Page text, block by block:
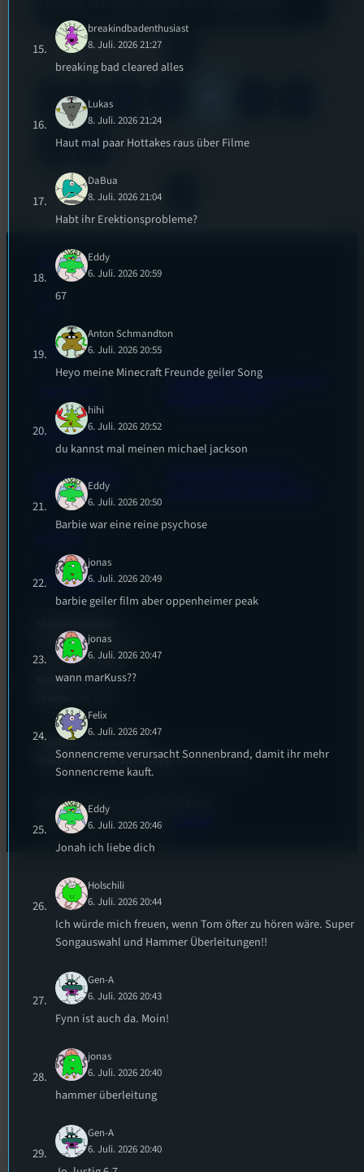
…
… 213
Kontakt
Satzung
Datenschutz
Cookie-Richtlinie
(EU)
EPK & Presse
Unterstützt vom Lehrstuhl für
Universitätsstraße 31
93053 Regensburg
Büro:PT 4.0.73
Telefon:0941 9435784
Studio Call-In & WhatsApp:0941 56959421
Überblick über unsere Mailadressen
und Kontaktformular unter
breakindbadenthusiast
8. Juli. 2026 21:27
breaking bad cleared alles
Lukas
8. Juli. 2026 21:24
Haut mal paar Hottakes raus über Filme
DaBua
8. Juli. 2026 21:04
Habt ihr Erektionsprobleme?
Eddy
6. Juli. 2026 20:59
67
Anton Schmandton
6. Juli. 2026 20:55
Heyo meine Minecraft Freunde geiler Song
hihi
6. Juli. 2026 20:52
du kannst mal meinen michael jackson
Eddy
6. Juli. 2026 20:50
Barbie war eine reine psychose
jonas
6. Juli. 2026 20:49
barbie geiler film aber oppenheimer peak
jonas
6. Juli. 2026 20:47
wann marKuss??
Felix
6. Juli. 2026 20:47
Sonnencreme verursacht Sonnenbrand, damit ihr mehr
Sonnencreme kauft.
Eddy
6. Juli. 2026 20:46
Jonah ich liebe dich
Holschili
6. Juli. 2026 20:44
Ich würde mich freuen, wenn Tom öfter zu hören wäre. Super
Songauswahl und Hammer Überleitungen!!
Gen-A
6. Juli. 2026 20:43
Fynn ist auch da. Moin!
jonas
6. Juli. 2026 20:40
hammer überleitung
Gen-A
6. Juli. 2026 20:40